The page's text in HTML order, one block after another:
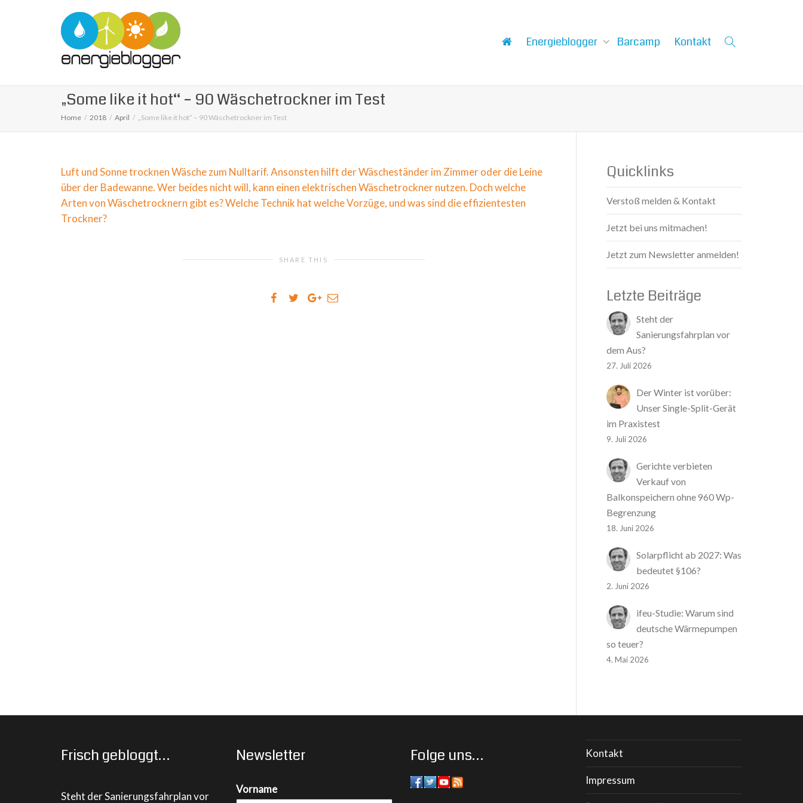
Energieblogger Barcamp Kontakt
„Some like it hot“ – 90 Wäschetrockner im Test
Home 2018 April „Some like it hot“ – 90 Wäschetrockner im Test
Luft und Sonne trocknen Wäsche zum Nulltarif. Ansonsten hilft der Wäscheständer im Zimmer oder die Leine
über der Badewanne. Wer beides nicht will, kann einen elektrischen Wäschetrockner nutzen. Doch welche
Arten von Wäschetrocknern gibt es? Welche Technik hat welche Vorzüge, und was sind die effizientesten
Trockner?
SHARE THIS
Quicklinks
Verstoß melden & Kontakt
Jetzt bei uns mitmachen!
Jetzt zum Newsletter anmelden!
Letzte Beiträge
Steht der
Sanierungsfahrplan vor
dem Aus?
27. Juli 2026
Der Winter ist vorüber:
Unser Single-Split-Gerät
im Praxistest
9. Juli 2026
Gerichte verbieten
Verkauf von
Balkonspeichern ohne 960 Wp-
Begrenzung
18. Juni 2026
Solarpflicht ab 2027: Was
bedeutet §106?
2. Juni 2026
ifeu-Studie: Warum sind
deutsche Wärmepumpen
so teuer?
4. Mai 2026
Frisch gebloggt…
Steht der Sanierungsfahrplan vor
Newsletter
Vorname
Folge uns… Kontakt
Impressum